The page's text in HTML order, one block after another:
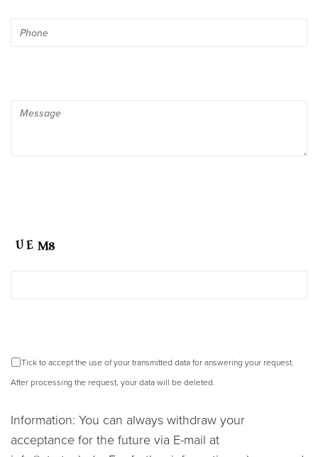
Tick to accept the use of your transmitted data for answering your request.
After processing the request, your data will be deleted.
Information: You can always withdraw your
acceptance for the future via E-mail at